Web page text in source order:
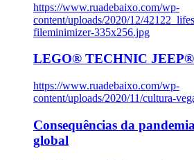
https://www.ruadebaixo.com/wp-
content/uploads/2020/12/
fileminimizer-335x256.jpg
LEGO® TECHNIC
https://www.ruadebaixo.com/wp-
content/uploads/2020/11/cultura-
Consequências da
global